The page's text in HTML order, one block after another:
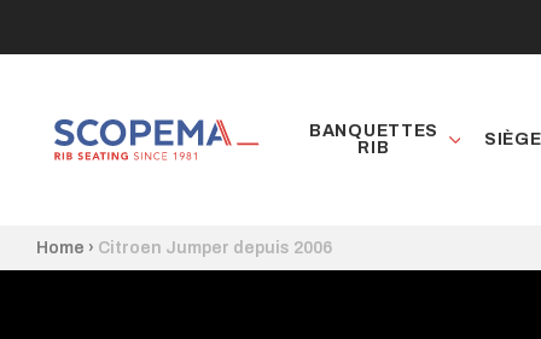
BANQUETTES
RIB
Home › Citroen Jumper depuis 2006